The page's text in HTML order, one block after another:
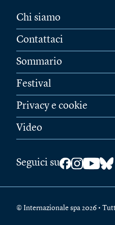
Chi siamo
Contattaci
Sommario
Festival
Privacy e cookie
Video
Seguici su
© Internazionale spa 2026 •